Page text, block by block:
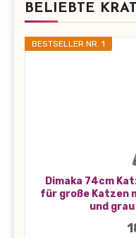
BELIEBTE
BESTSELLER NR. 1
Dimaka 74cm
für große Katzen
und